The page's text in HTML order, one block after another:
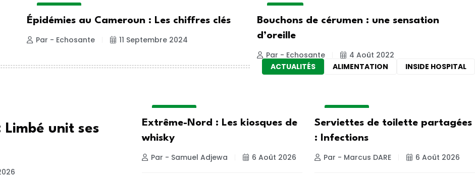
Épidémies au Cameroun : Les chiffres clés
Par - Echosante
11 Septembre 2024
Bouchons de cérumen : une sensation
d’oreille
Par - Echosante
4 Août 2022
ACTUALITÉS ALIMENTATION INSIDE HOSPITAL
Limbé unit ses
Extrême-Nord : Les kiosques de
whisky
Par - Samuel Adjewa
6 Août 2026
Serviettes de toilette partagées
: Infections
Par - Marcus DARE
6 Août 2026